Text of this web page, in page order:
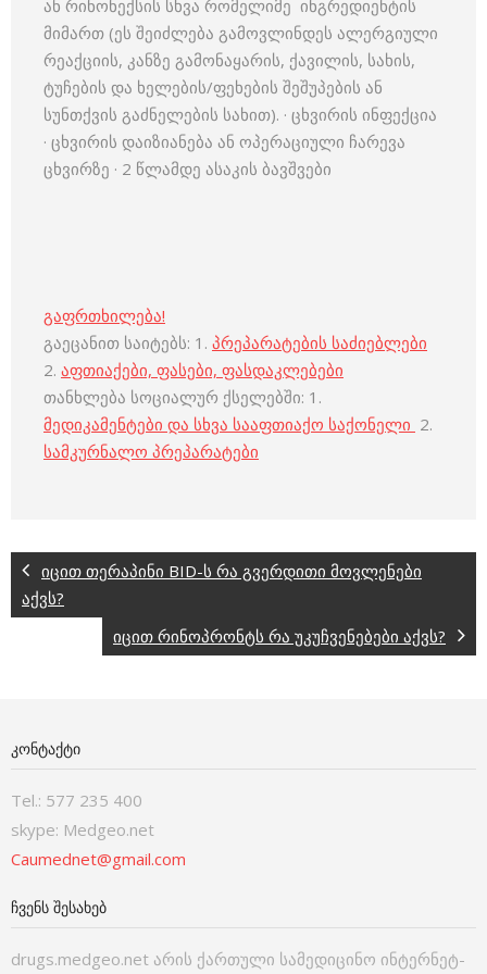
ან რინონექსის სხვა რომელიმე ინგრედიენტის
მიმართ (ეს შეიძლება გამოვლინდეს ალერგიული
რეაქციის, კანზე გამონაყარის, ქავილის, სახის,
ტუჩების და ხელების/ფეხების შეშუპების ან
სუნთქვის გაძნელების სახით). · ცხვირის ინფექცია
· ცხვირის დაიზიანება ან ოპერაციული ჩარევა
ცხვირზე · 2 წლამდე ასაკის ბავშვები
გაფრთხილება!
გაეცანით საიტებს: 1. პრეპარატების საძიებლები
2. აფთიაქები, ფასები, ფასდაკლებები
თანხლება სოციალურ ქსელებში: 1.
მედიკამენტები და სხვა სააფთიაქო საქონელი 2.
სამკურნალო პრეპარატები
იცით თერაპინი BID-ს რა გვერდითი მოვლენები
აქვს?
იცით რინოპრონტს რა უკუჩვენებები აქვს?
ᲙᲝᲜᲢᲐᲥᲢᲘ
Tel.: 577 235 400
skype: Medgeo.net
Caumednet@gmail.com
ᲩᲕᲔᲜᲡ ᲨᲔᲡᲐᲮᲔᲑ
drugs.medgeo.net არის ქართული სამედიცინო ინტერნეტ-